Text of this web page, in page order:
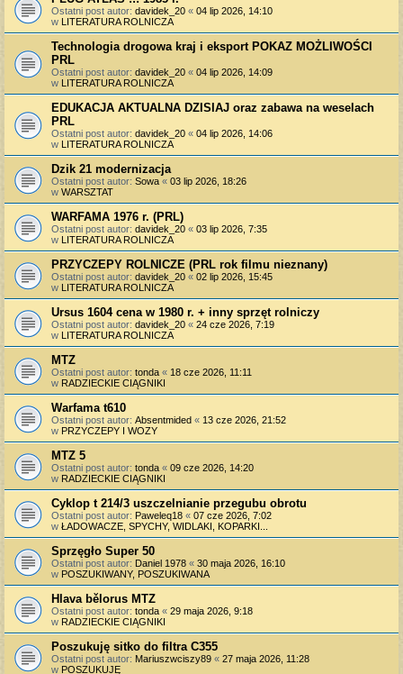
Ostatni post autor: davidek_20 « 04 lip 2026, 14:10
w LITERATURA ROLNICZA
Technologia drogowa kraj i eksport POKAZ MOŻLIWOŚCI
PRL
Ostatni post autor: davidek_20 « 04 lip 2026, 14:09
w LITERATURA ROLNICZA
EDUKACJA AKTUALNA DZISIAJ oraz zabawa na weselach
PRL
Ostatni post autor: davidek_20 « 04 lip 2026, 14:06
w LITERATURA ROLNICZA
Dzik 21 modernizacja
Ostatni post autor: Sowa « 03 lip 2026, 18:26
w WARSZTAT
WARFAMA 1976 r. (PRL)
Ostatni post autor: davidek_20 « 03 lip 2026, 7:35
w LITERATURA ROLNICZA
PRZYCZEPY ROLNICZE (PRL rok filmu nieznany)
Ostatni post autor: davidek_20 « 02 lip 2026, 15:45
w LITERATURA ROLNICZA
Ursus 1604 cena w 1980 r. + inny sprzęt rolniczy
Ostatni post autor: davidek_20 « 24 cze 2026, 7:19
w LITERATURA ROLNICZA
MTZ
Ostatni post autor: tonda « 18 cze 2026, 11:11
w RADZIECKIE CIĄGNIKI
Warfama t610
Ostatni post autor: Absentmided « 13 cze 2026, 21:52
w PRZYCZEPY I WOZY
MTZ 5
Ostatni post autor: tonda « 09 cze 2026, 14:20
w RADZIECKIE CIĄGNIKI
Cyklop t 214/3 uszczelnianie przegubu obrotu
Ostatni post autor: Paweleq18 « 07 cze 2026, 7:02
w ŁADOWACZE, SPYCHY, WIDLAKI, KOPARKI...
Sprzęgło Super 50
Ostatni post autor: Daniel 1978 « 30 maja 2026, 16:10
w POSZUKIWANY, POSZUKIWANA
Hlava bělorus MTZ
Ostatni post autor: tonda « 29 maja 2026, 9:18
w RADZIECKIE CIĄGNIKI
Poszukuję sitko do filtra C355
Ostatni post autor: Mariuszwciszy89 « 27 maja 2026, 11:28
w POSZUKUJĘ